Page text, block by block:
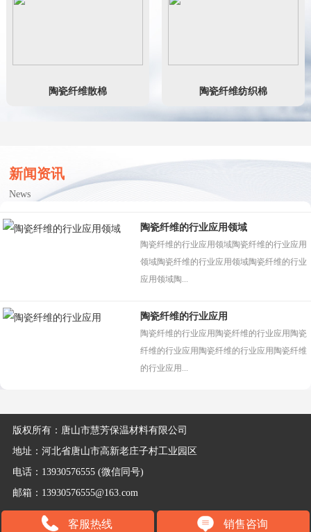
陶瓷纤维散棉 陶瓷纤维纺织棉
新闻资讯
News
陶瓷纤维的行业应用领域
陶瓷纤维的行业应用领域陶瓷纤维的行业应用
领域陶瓷纤维的行业应用领域陶瓷纤维的行业
应用领域陶...
陶瓷纤维的行业应用
陶瓷纤维的行业应用陶瓷纤维的行业应用陶瓷
纤维的行业应用陶瓷纤维的行业应用陶瓷纤维
的行业应用...
版权所有：唐山市慧芳保温材料有限公司
地址：河北省唐山市高新老庄子村工业园区
电话：13930576555 (微信同号)
邮箱：13930576555@163.com
客服热线 销售咨询